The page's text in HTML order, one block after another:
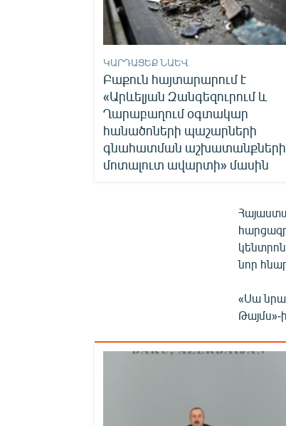
ԿԱՐԴԱՑԵՔ ՆԱԵՎ
Բաքուն հայտարարում է
«Արևելյան Զանգեզուրում և
Ղարաբաղում օգտակար
հանածոների պաշարների
գնահատման աշխատանքների
մոտալուտ ավարտի» մասին
նոր
«Սա նրա
Թայմս»-